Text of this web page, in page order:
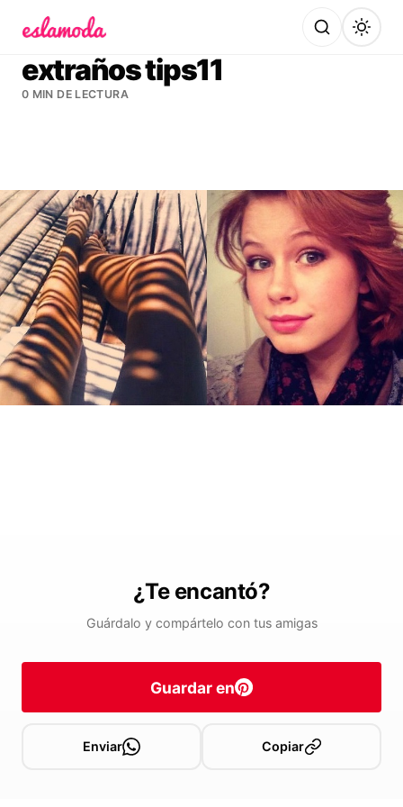
extraños tips11
0 MIN DE LECTURA
¿Te encantó?
Guárdalo y compártelo con tus amigas
Guardar en
Enviar Copiar